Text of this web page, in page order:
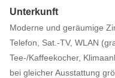
Unterkunft
Moderne und geräumige
Telefon, Sat.-TV, WLAN
Tee-/Kaffeekocher,
bei gleicher Ausstattung